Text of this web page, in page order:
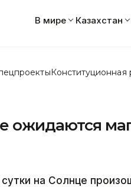
В мире Казахстан
ожидаются
на Солнце